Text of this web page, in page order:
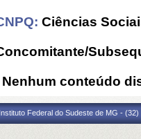
Ciências
Nenhum conteúdo
Federal do Sudeste de MG -